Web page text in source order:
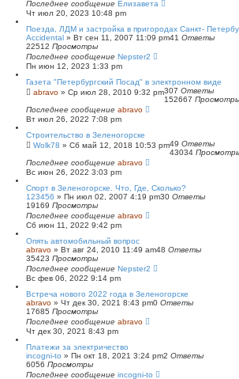
Последнее сообщение Елизавета
Чт июл 20, 2023 10:48 pm
Поезда, ЛДМ и застройка в пригородах Санкт-
Accidental » Вт сен 11, 2007 11:09 pm41 Ответы
22512 Просмотры
Последнее сообщение Nepster2
Пн июн 12, 2023 1:33 pm
Газета "Петербургский Посад" в электронном виде
abravo » Ср июл 28, 2010 9:32 pm307 Ответы
152667
Последнее сообщение abravo
Вт июл 26, 2022 7:08 pm
Строительство в Зеленогорске
Wolk78 » Сб май 12, 2018 10:53 pm49 Ответы
43034
Последнее сообщение abravo
Вс июн 26, 2022 3:03 pm
Спорт в Зеленогорске. Что, Где, Сколько?
123456 » Пн июл 02, 2007 4:19 pm30 Ответы
19169 Просмотры
Последнее сообщение abravo
Сб июн 11, 2022 9:42 pm
Опять автомобильный вопрос
abravo » Вт авг 24, 2010 11:49 am48 Ответы
35423 Просмотры
Последнее сообщение Nepster2
Вс фев 06, 2022 9:14 pm
Встреча нового 2022 года в Зеленогорске
abravo » Чт дек 30, 2021 8:43 pm0 Ответы
17685 Просмотры
Последнее сообщение abravo
Чт дек 30, 2021 8:43 pm
Платежи за электричество
incogni-to » Пн окт 18, 2021 3:24 pm2 Ответы
6056 Просмотры
Последнее сообщение incogni-to